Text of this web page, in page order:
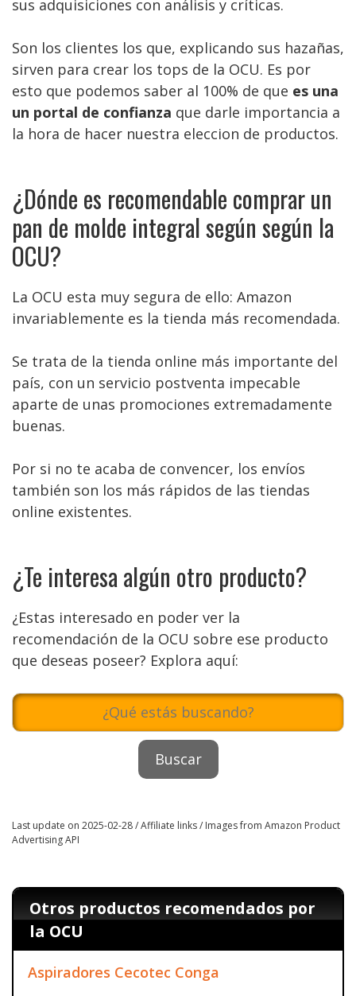
sus adquisiciones con análisis y críticas.
Son los clientes los que, explicando sus hazañas,
sirven para crear los tops de la OCU. Es por
esto que podemos saber al 100% de que es una
un portal de confianza que darle importancia a
la hora de hacer nuestra eleccion de productos.
¿Dónde es recomendable comprar un
pan de molde integral según según la
OCU?
La OCU esta muy segura de ello: Amazon
invariablemente es la tienda más recomendada.
Se trata de la tienda online más importante del
país, con un servicio postventa impecable
aparte de unas promociones extremadamente
buenas.
Por si no te acaba de convencer, los envíos
también son los más rápidos de las tiendas
online existentes.
¿Te interesa algún otro producto?
¿Estas interesado en poder ver la
recomendación de la OCU sobre ese producto
que deseas poseer? Explora aquí:
Last update on 2025-02-28 / Affiliate links / Images from Amazon Product
Advertising API
Otros productos recomendados por
la OCU
Aspiradores Cecotec Conga